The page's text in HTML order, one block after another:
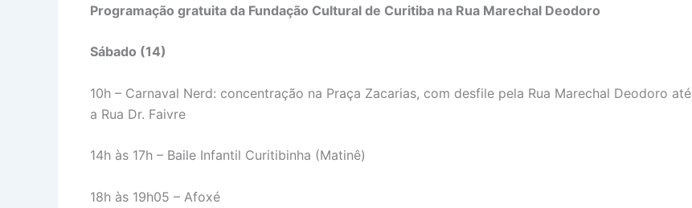
Programação gratuita da Fundação Cultural de Curitiba na Rua Marechal Deodoro
Sábado (14)
10h – Carnaval Nerd: concentração na Praça Zacarias, com desfile pela Rua Marechal Deodoro até
a Rua Dr. Faivre
14h às 17h – Baile Infantil Curitibinha (Matinê)
18h às 19h05 – Afoxé